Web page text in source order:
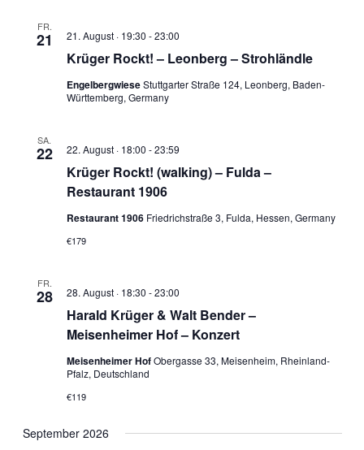
FR.
21
Krüger Rockt! – Leonberg – Strohländle
21. August · 19:30 -23:00
EngelbergwieseStuttgarter Straße 124, Leonberg, Baden-
Württemberg, Germany
SA.
22
Krüger Rockt! (walking) – Fulda –
Restaurant 1906
22. August · 18:00 -23:59
Restaurant 1906 Friedrichstraße 3, Fulda, Hessen, Germany
€179
FR.
28
Harald Krüger & Walt Bender –
Meisenheimer Hof – Konzert
28. August · 18:30 -23:00
Meisenheimer HofObergasse 33, Meisenheim, Rheinland-
Pfalz, Deutschland
€119
September 2026